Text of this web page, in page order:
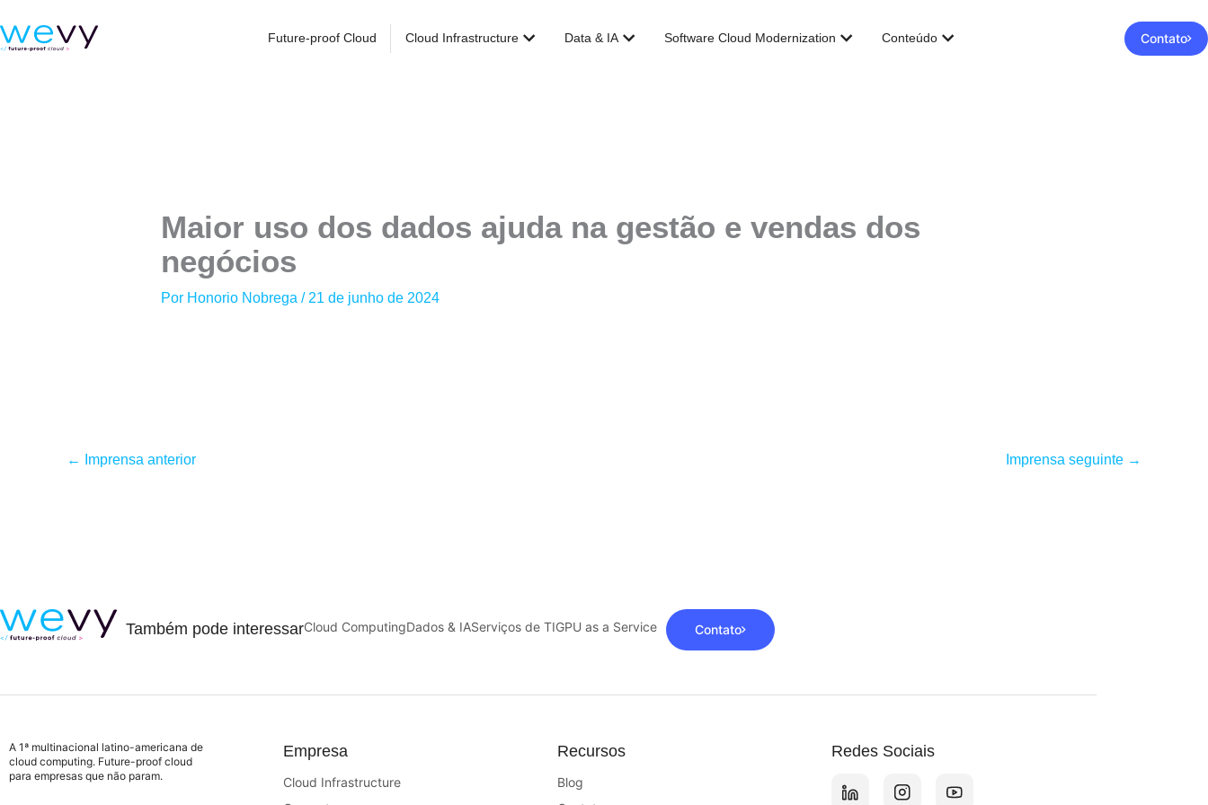
para
Future-proof Cloud Cloud Infrastructure Abrir Cloud Infrastructure
Data & IA Abrir Data & IA
Software Cloud Modernization Abrir Software Cloud Modernization
Conteúdo Abrir Conteúdo Contato
Maior uso dos dados ajuda na gestão e vendas dos
negócios
Por Honorio Nobrega /21 de junho de 2024
← Imprensa anterior Imprensa seguinte →
Também pode interessarCloud ComputingDados & IAServiços de TIGPU as a Service Contato
A 1ª multinacional latino-americana de
cloud computing. Future-proof cloud
para empresas que não param.
Empresa
Cloud Infrastructure
Recursos
Blog
Redes Sociais